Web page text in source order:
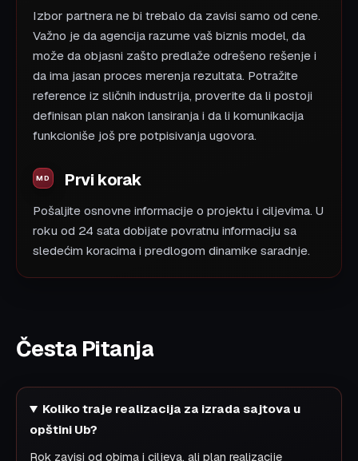
Izbor partnera ne bi trebalo da zavisi samo od cene.
Važno je da agencija razume vaš biznis model, da
može da objasni zašto predlaže odrešeno rešenje i
da ima jasan proces merenja rezultata. Potražite
reference iz sličnih industrija, proverite da li postoji
definisan plan nakon lansiranja i da li komunikacija
funkcioniše još pre potpisivanja ugovora.
Prvi korak
Pošaljite osnovne informacije o projektu i ciljevima. U
roku od 24 sata dobijate povratnu informaciju sa
sledećim koracima i predlogom dinamike saradnje.
Česta Pitanja
Koliko traje realizacija za izrada sajtova u
opštini Ub?
Rok zavisi od obima i ciljeva, ali plan realizacije